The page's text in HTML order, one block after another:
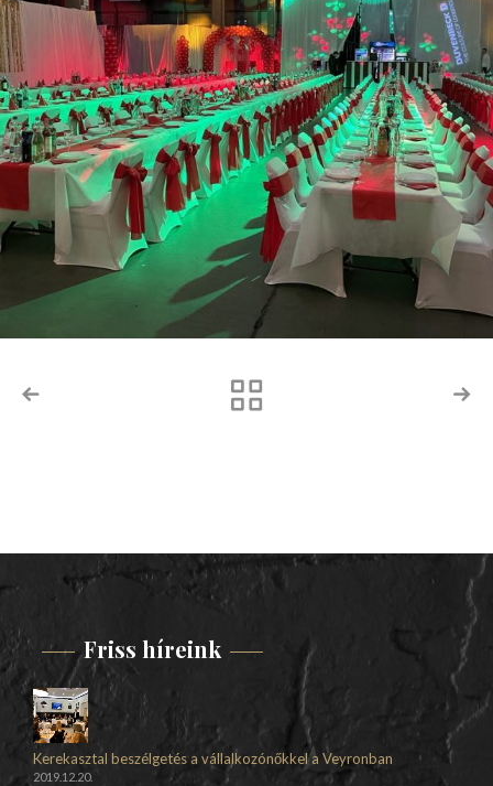
Friss híreink
Kerekasztal beszélgetés a vállalkozónőkkel a Veyronban
2019.12.20.